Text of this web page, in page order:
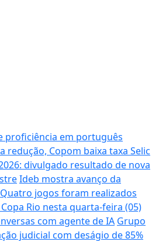
proficiência em português
redução, Copom baixa taxa Selic
divulgado resultado de nova
Ideb mostra avanço da
Quatro jogos foram realizados
Rio nesta quarta-feira (05)
com agente de IA Grupo
judicial com deságio de 85%